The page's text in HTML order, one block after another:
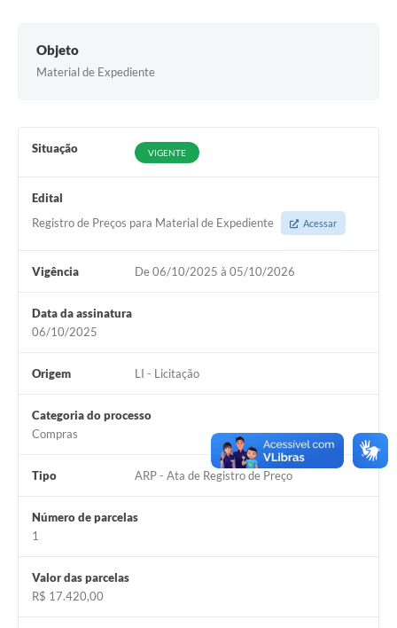
Objeto
Material de Expediente
Situação VIGENTE
Edital
Registro de Preços para Material de Expediente
Acessar
Vigência De 06/10/2025 à 05/10/2026
Data da assinatura
06/10/2025
Origem LI - Licitação
Categoria do processo
Compras
Tipo ARP - Ata de Registro de Preço
Número de parcelas
1
Valor das parcelas
R$ 17.420,00